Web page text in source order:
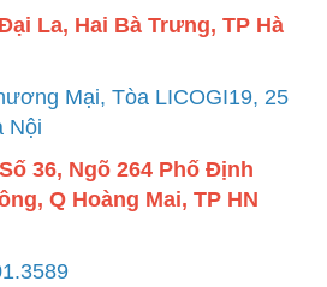
La, Hai Bà Trưng, TP Hà
Mại, Tòa LICOGI19, 25
Nội
36, Ngõ 264 Phố Định
Q Hoàng Mai, TP HN